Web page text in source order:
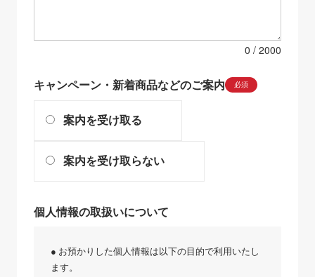
0
キャンペーン・新着商品などのご案内 必須
案内を受け取る
案内を受け取らない
個人情報の取扱いについて
● お預かりした個人情報は以下の目的で利用いたし
ます。